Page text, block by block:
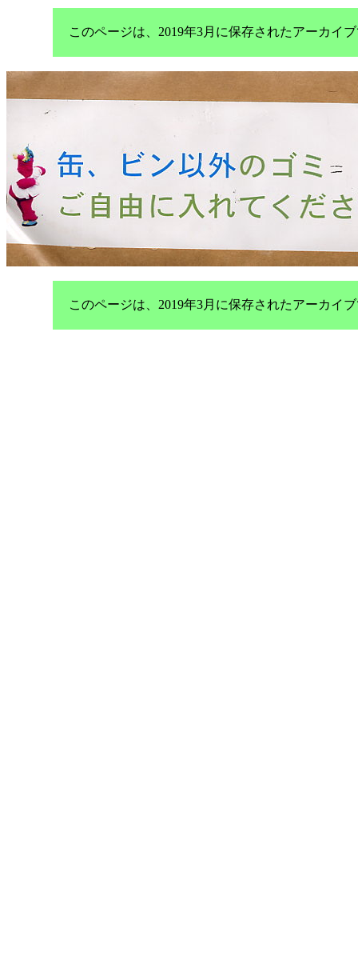
このページは、2019年3月に保存されたアーカイ
このページは、2019年3月に保存されたアーカイ